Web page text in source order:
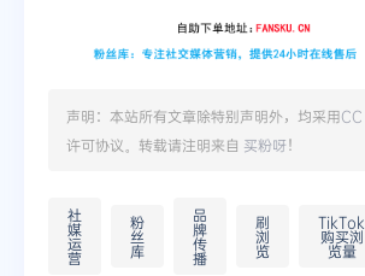
声明：本站所有文章除特别声明外，均采用
许可协议。转载请注明来自 买粉呀！
社
媒
运
营
粉
丝
库
品
牌
传
播
刷
浏
览
TikTok
购买浏
览量